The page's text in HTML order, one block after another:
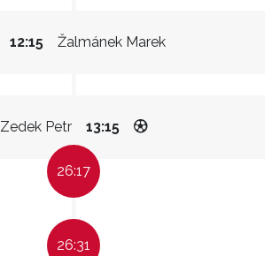
Žalmánek Marek
12:15
Zedek Petr 13:15
26:17
26:31